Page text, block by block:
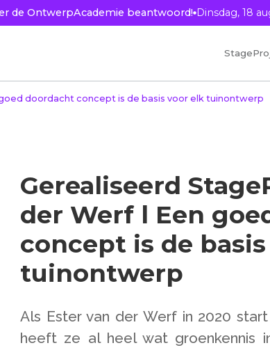
de OntwerpAcademie beantwoord! Dinsdag, 18
doordacht concept is de basis voor elk tuinontwerp
Gerealiseerd
der Werf l Een
concept is de
tuinontwerp
Als Ester van der Werf in 2020
heeft ze al heel wat groenkennis